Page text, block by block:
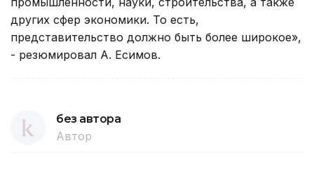
других сфер экономики. То есть,
представительство должно быть более широкое»,
- резюмировал А. Есимов.
без автора
Автор